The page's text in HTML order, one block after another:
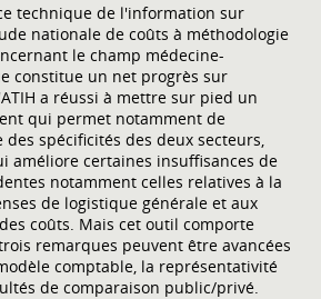
technique de l'information sur
nationale de coûts à méthodologie
le champ médecine-
constitue un net progrès sur
a réussi à mettre sur pied un
qui permet notamment de
spécificités des deux secteurs,
améliore certaines insuffisances de
notamment celles relatives à la
de logistique générale et aux
coûts. Mais cet outil comporte
remarques peuvent être avancées
comptable, la représentativité
de comparaison public/privé.